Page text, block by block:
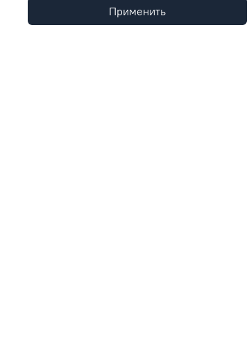
Применить